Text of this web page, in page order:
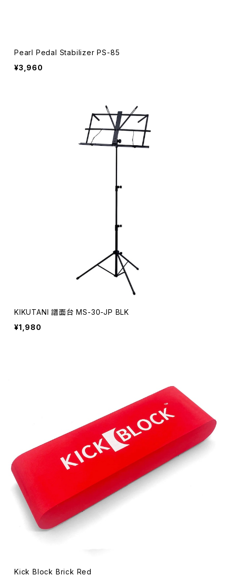
Pearl Pedal Stabilizer PS-85
¥3,960
KIKUTANI 譜面台 MS-30-JP BLK
¥1,980
Kick Block Brick Red